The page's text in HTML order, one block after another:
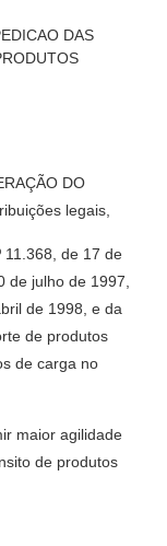
DAS
DO
legais,
11.368, de 17 de
de julho de 1997,
de 1998, e da
de produtos
de carga no
maior agilidade
de produtos